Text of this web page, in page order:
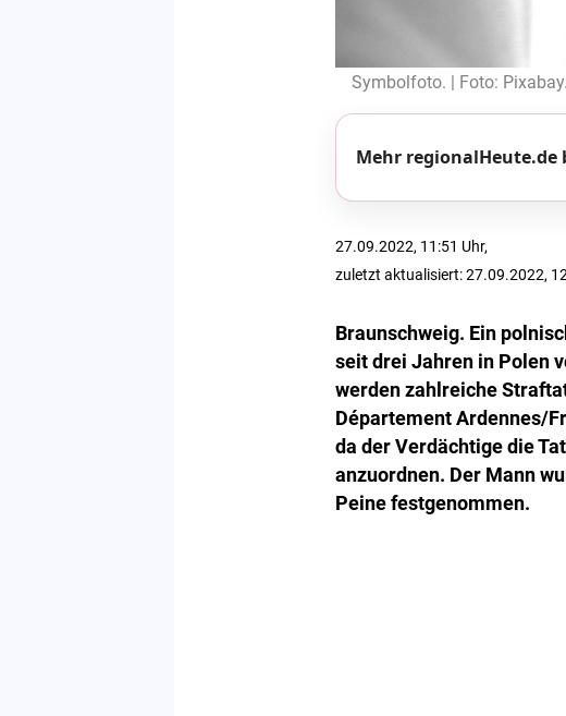
Symbolfoto. | Foto: Pixabay.
Mehr regionalHeute.de
27.09.2022, 11:51 Uhr,
zuletzt aktualisiert: 27.09.2022,
Braunschweig. Ein
seit drei Jahren in Polen
werden zahlreiche
Département Ardennes/
da der Verdächtige die
anzuordnen. Der Mann
Peine festgenommen.